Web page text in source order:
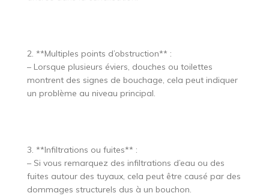
2. **Multiples points d’obstruction** :
– Lorsque plusieurs éviers, douches ou toilettes
montrent des signes de bouchage, cela peut indiquer
un problème au niveau principal.
3. **Infiltrations ou fuites** :
– Si vous remarquez des infiltrations d’eau ou des
fuites autour des tuyaux, cela peut être causé par des
dommages structurels dus à un bouchon.